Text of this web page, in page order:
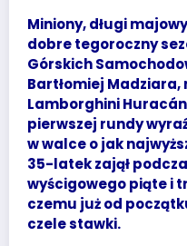
Miniony, długi
dobre tegoroczny
Górskich
Bartłomiej
Lamborghini Huracán
pierwszej rundy
w walce o jak
35-latek zajął
wyścigowego piąte i
czemu już od
czele stawki.